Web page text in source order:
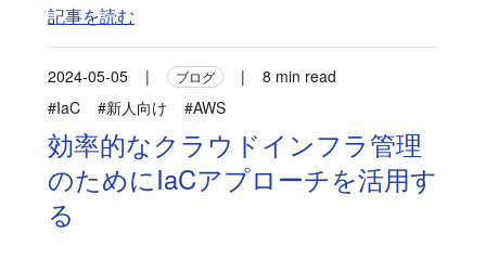
記事を読む
2024-05-05 | ブログ |
8 min read
#IaC
#新人向け #AWS
効率的なクラウドインフラ管理
のためにIaCアプローチを活用す
る